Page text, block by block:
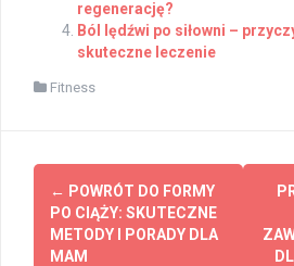
regenerację?
Ból lędźwi po siłowni –
skuteczne leczenie
Fitness
Post
navigation
← POWRÓT DO FORMY
PO CIĄŻY: SKUTECZNE
METODY I PORADY DLA
MAM